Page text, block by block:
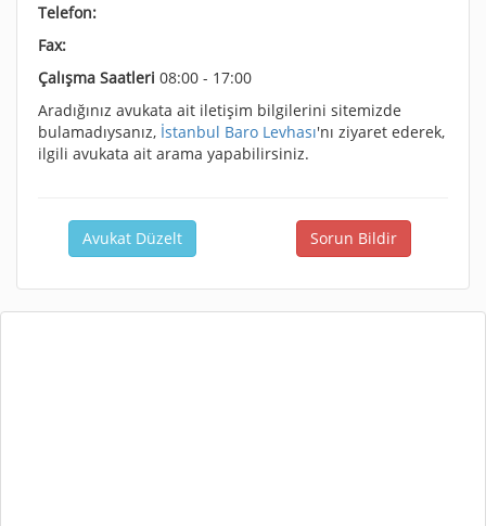
Telefon:
Fax:
Çalışma Saatleri 08:00 - 17:00
Aradığınız avukata ait iletişim bilgilerini sitemizde
bulamadıysanız, İstanbul Baro Levhası'nı ziyaret ederek,
ilgili avukata ait arama yapabilirsiniz.
Avukat Düzelt Sorun Bildir